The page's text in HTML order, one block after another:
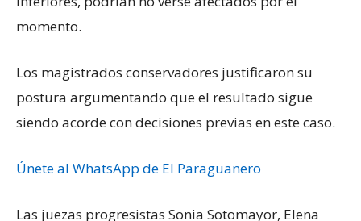
momento.
Los magistrados conservadores justificaron su
postura argumentando que el resultado sigue
siendo acorde con decisiones previas en este caso.
Únete al WhatsApp de El Paraguanero
Las juezas progresistas Sonia Sotomayor, Elena